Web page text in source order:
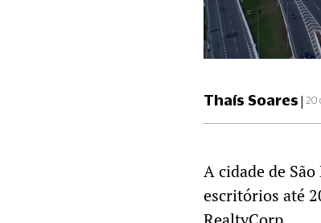
Thaís Soares| 20
A cidade de
escritórios até